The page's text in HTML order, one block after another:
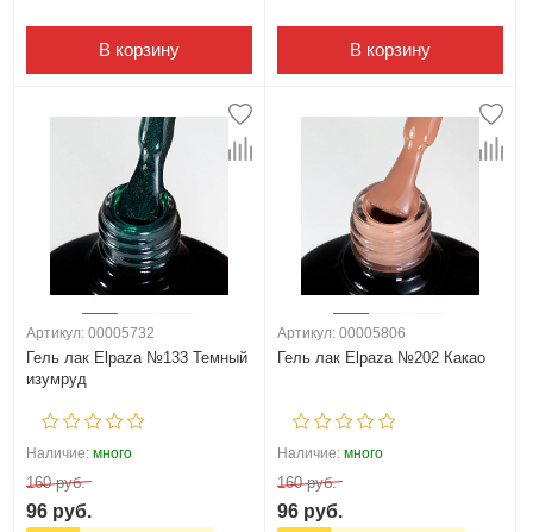
В корзину В корзину
Артикул: 00005732
Гель лак Elpaza №133 Темный
изумруд
Наличие: много
160 руб.
96 руб.
Артикул: 00005806
Гель лак Elpaza №202 Какао
Наличие: много
160 руб.
96 руб.